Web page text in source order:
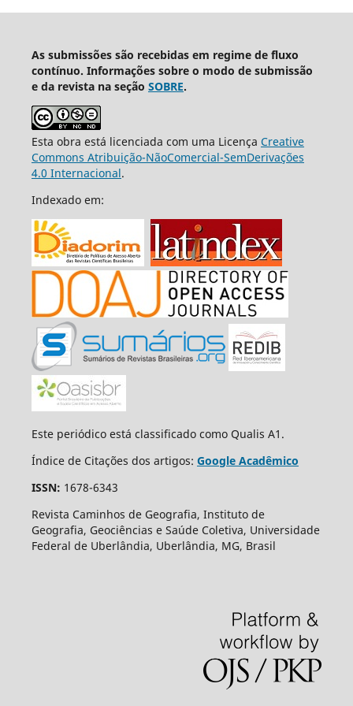
As submissões são recebidas em regime de fluxo
contínuo. Informações sobre o modo de submissão
e da revista na seção SOBRE.
Esta obra está licenciada com uma Licença Creative
Commons Atribuição-NãoComercial-SemDerivações
4.0 Internacional.
Indexado em:
Este periódico está classificado como Qualis A1.
Índice de Citações dos artigos: Google Acadêmico
ISSN: 1678-6343
Revista Caminhos de Geografia, Instituto de
Geografia, Geociências e Saúde Coletiva, Universidade
Federal de Uberlândia, Uberlândia, MG, Brasil